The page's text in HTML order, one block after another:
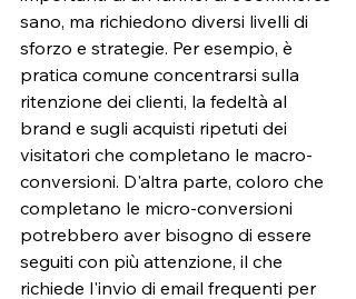
sano, ma richiedono diversi livelli di
sforzo e strategie. Per esempio, è
pratica comune concentrarsi sulla
ritenzione dei clienti, la fedeltà al
brand e sugli acquisti ripetuti dei
visitatori che completano le macro-
conversioni. D'altra parte, coloro che
completano le micro-conversioni
potrebbero aver bisogno di essere
seguiti con più attenzione, il che
richiede l'invio di email frequenti per